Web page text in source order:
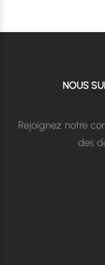
NOUS
Rejoignez notre
des